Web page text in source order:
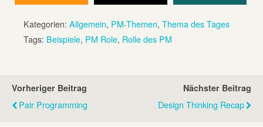
Kategorien: Allgemein, PM-Themen, Thema des Tages
Tags: Beispiele, PM Role, Rolle des PM
Vorheriger Beitrag
Pair Programming
Nächster Beitrag
Design Thinking Recap